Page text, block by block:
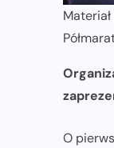
O